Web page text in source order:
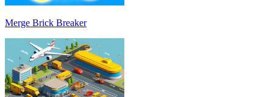
Merge Brick Breaker